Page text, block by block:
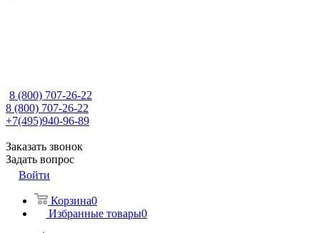
8 (800) 707-26-22
8 (800) 707-26-22
+7(495)940-96-89
Заказать звонок
Задать вопрос
Войти
Корзина0
Избранные товары0